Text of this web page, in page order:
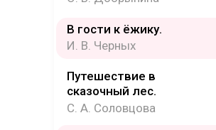
В гости к ёжику.
И. В. Черных
Путешествие в
сказочный лес.
С. А. Соловцова